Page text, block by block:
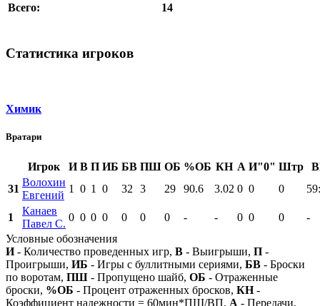
Всего: 14
Статистика игроков
Химик
Вратари
Игрок И В П ИБ БВ ПШ ОБ %ОБ КН А И"0" Штр
31
Волохин
Евгений
1 0 1 0 32 3 29 90.6 3.02 0 0 0
1
Канаев
Павел С.
0 0 0 0 0 0 0 - - 0 0 0
-
Условные обозначения
И- Количество проведенных игр, В - Выигрыши, П -
Проигрыши, ИБ - Игры с буллитными сериями, БВ - Броски
по воротам, ПШ - Пропущено шайб, ОБ - Отраженные
броски, %ОБ - Процент отраженных бросков, КН-
Коэффициент надежности = 60мин*ПШ/ВП, А - Передачи,